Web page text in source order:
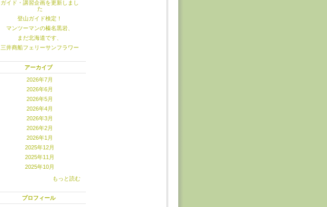
ガイド・講習企画を更新しまし
た
登山ガイド検定！
マンツーマンの榛名黒岩、
まだ北海道です、
三井商船フェリーサンフラワー
アーカイブ
2026年7月
2026年6月
2026年5月
2026年4月
2026年3月
2026年2月
2026年1月
2025年12月
2025年11月
2025年10月
もっと読む
プロフィール